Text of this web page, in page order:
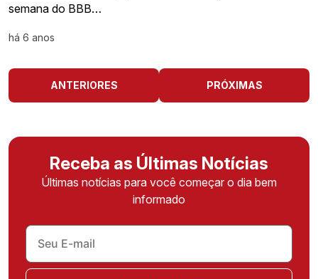
semana do BBB…
há 6 anos
ANTERIORES PRÓXIMAS
Receba as Últimas Notícias
Últimas notícias para você começar o dia bem
informado